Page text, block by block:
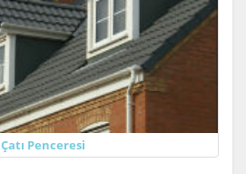
Çatı Penceresi